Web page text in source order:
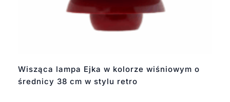
Wisząca lampa Ejka w kolorze wiśniowym o
średnicy 38 cm w stylu retro